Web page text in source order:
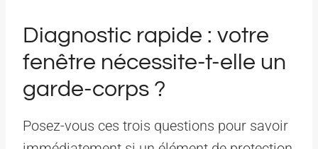
Diagnostic rapide : votre
fenêtre nécessite-t-elle un
garde-corps ?
Posez-vous ces trois questions pour savoir